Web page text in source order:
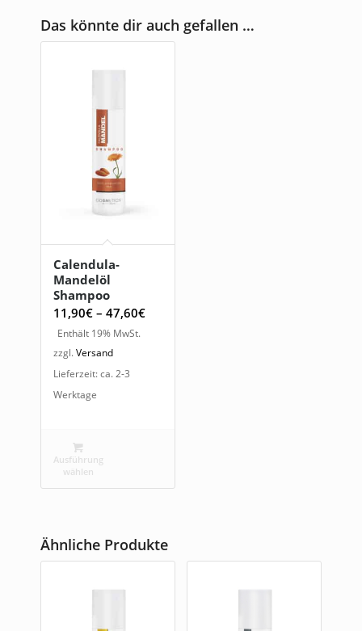
Das könnte dir auch gefallen …
Calendula-
Mandelöl
Shampoo
11,90€ – 47,60€Preisspanne:
Enthält 19% MwSt.
zzgl.Versand
Lieferzeit: ca. 2-3
Werktage
Ausführung
wählen
Ähnliche Produkte